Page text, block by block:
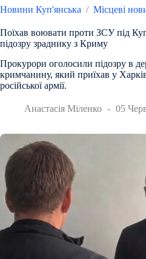
Новини Куп'янська / Місцеві
Поїхав воювати проти ЗСУ під
підозру зраднику з Криму
Прокурори оголосили підозру в
кримчанину, який приїхав у
російської армії.
Анастасія Міленко 05